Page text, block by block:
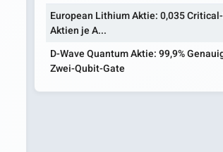
European Lithium Aktie: 0,035
Aktien je A...
D-Wave Quantum Aktie: 99,9%
Zwei-Qubit-Gate